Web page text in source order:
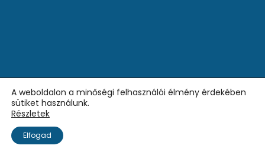
A weboldalon a minőségi felhasználói élmény érdekében
sütiket használunk.
Részletek
Elfogad